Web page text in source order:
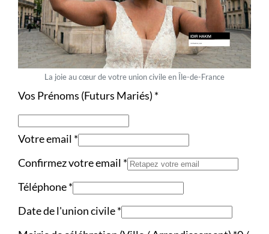
La joie au cœur de votre union civile en Île-de-France
Vos Prénoms (Futurs Mariés) *
Votre email *
Confirmez votre email *
Téléphone*
Date de l'union civile*